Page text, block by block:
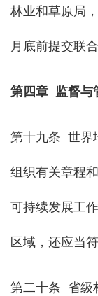
林业和草原局
月底前提交联
第四章 监督与
第十九条 世界
组织有关章程
可持续发展工
区域，还应当
第二十条 省级